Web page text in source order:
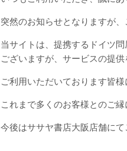
突然のお知らせとなりますが
当サイトは、提携するドイツ
ございますが、サービスの提
ご利用いただいております皆
これまで多くのお客様とのご
今後はササヤ書店大阪店舗に